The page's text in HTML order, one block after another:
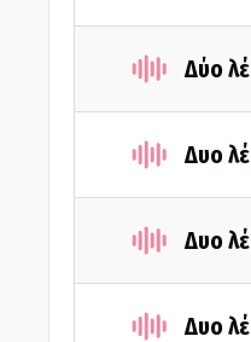
Δύο
Δυο
Δυο
Δυο